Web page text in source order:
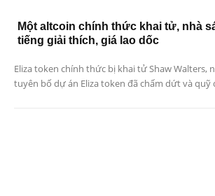
Một altcoin chính thức khai tử, nhà
tiếng giải thích, giá lao dốc
Eliza token chính thức bị khai tử Shaw Walters,
tuyên bố dự án Eliza token đã chấm dứt và quỹ